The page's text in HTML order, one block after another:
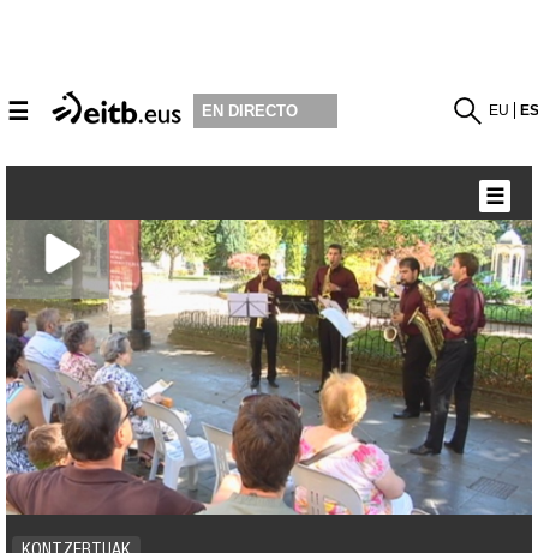
☰ EN DIRECTO EU
☰